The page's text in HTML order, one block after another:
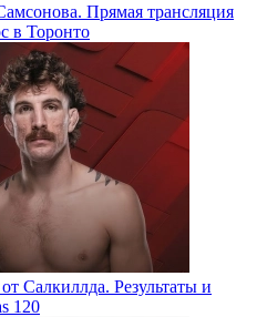
Прямая трансляция
в Торонто
Салкиллда. Результаты и
120